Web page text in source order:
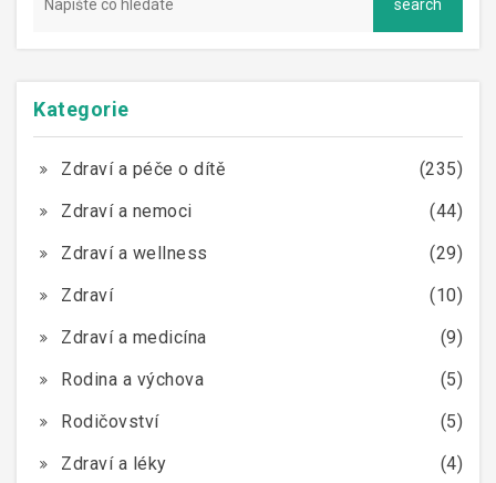
Kategorie
Zdraví a péče o dítě
(235)
Zdraví a nemoci
(44)
Zdraví a wellness
(29)
Zdraví
(10)
Zdraví a medicína
(9)
Rodina a výchova
(5)
Rodičovství
(5)
Zdraví a léky
(4)